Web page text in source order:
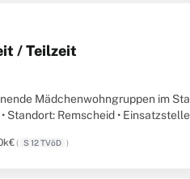
/ Teilzeit
Mädchenwohngruppen im
Standort: Remscheid •
( S 12 TVöD )